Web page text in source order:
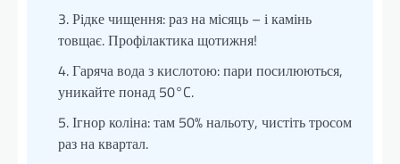
Рідке чищення: раз на місяць – і камінь
товщає. Профілактика щотижня!
Гаряча вода з кислотою: пари посилюються,
уникайте понад 50°C.
Ігнор коліна: там 50% нальоту, чистіть тросом
раз на квартал.